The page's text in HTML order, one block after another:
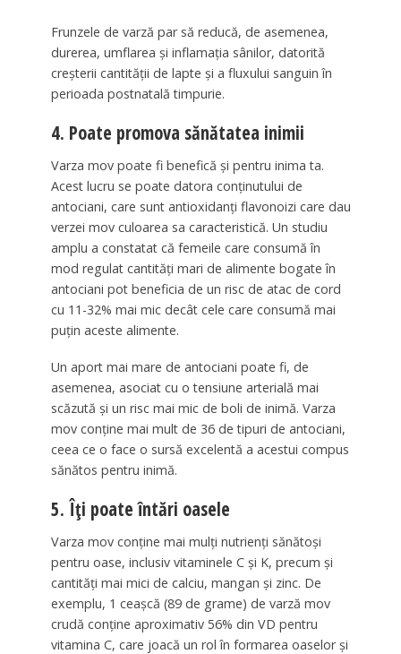
Frunzele de varză par să reducă, de asemenea,
durerea, umflarea și inflamația sânilor, datorită
creșterii cantității de lapte și a fluxului sanguin în
perioada postnatală timpurie.
4. Poate promova sănătatea inimii
Varza mov poate fi benefică și pentru inima ta.
Acest lucru se poate datora conținutului de
antociani, care sunt antioxidanți flavonoizi care dau
verzei mov culoarea sa caracteristică. Un studiu
amplu a constatat că femeile care consumă în
mod regulat cantități mari de alimente bogate în
antociani pot beneficia de un risc de atac de cord
cu 11-32% mai mic decât cele care consumă mai
puțin aceste alimente.
Un aport mai mare de antociani poate fi, de
asemenea, asociat cu o tensiune arterială mai
scăzută și un risc mai mic de boli de inimă. Varza
mov conține mai mult de 36 de tipuri de antociani,
ceea ce o face o sursă excelentă a acestui compus
sănătos pentru inimă.
5. Îți poate întări oasele
Varza mov conține mai mulți nutrienți sănătoși
pentru oase, inclusiv vitaminele C și K, precum și
cantități mai mici de calciu, mangan și zinc. De
exemplu, 1 ceașcă (89 de grame) de varză mov
crudă conține aproximativ 56% din VD pentru
vitamina C, care joacă un rol în formarea oaselor și